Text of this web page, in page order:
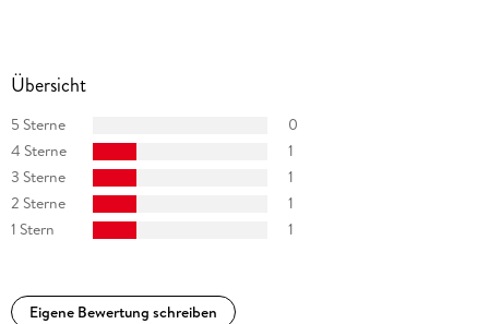
Übersicht
5 Sterne
0
4 Sterne
1
3 Sterne
1
2 Sterne
1
1 Stern
1
Eigene Bewertung schreiben